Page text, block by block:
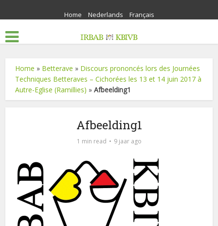
Home Nederlands Français
Home » Betterave » Discours prononcés lors des Journées
Techniques Betteraves – Cichorées les 13 et 14 juin 2017 à
Autre-Eglise (Ramillies) »Afbeelding1
Afbeelding1
1 min read 9 jaar ago